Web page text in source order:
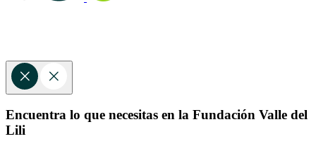
Encuentra lo que necesitas en la Fundación Valle del
Lili